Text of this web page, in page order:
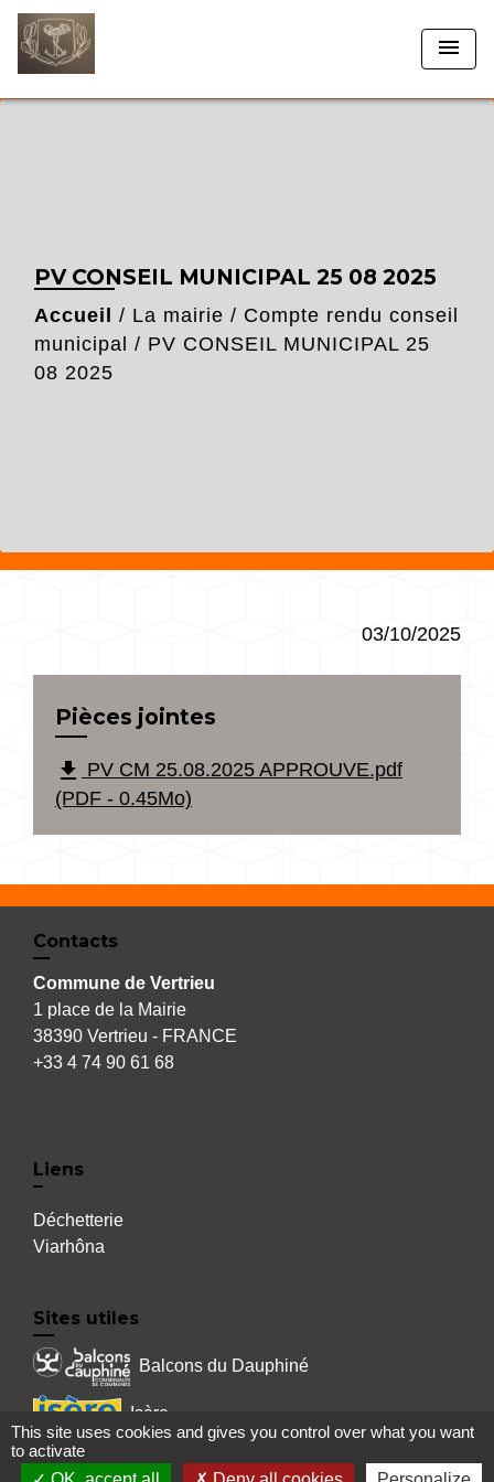
menu
PV CONSEIL MUNICIPAL 25 08 2025
Accueil / La mairie / Compte rendu conseil
municipal / PV CONSEIL MUNICIPAL 25
08 2025
03/10/2025
Pièces jointes
file_download PV CM 25.08.2025 APPROUVE.pdf
(PDF - 0.45Mo)
Contacts
Commune de Vertrieu
1 place de la Mairie
38390 Vertrieu - FRANCE
+33 4 74 90 61 68
Liens
Déchetterie
Viarhôna
Sites utiles
Balcons du Dauphiné
Isère
Auvergne Rhône Alpes
This site uses cookies and gives you control over what you want
to activate